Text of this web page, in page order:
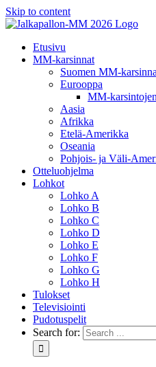
Skip to content
Etusivu
MM-karsinnat
Suomen MM-
Eurooppa
MM-
Aasia
Afrikka
Etelä-Amerikka
Oseania
Pohjois- ja Väli-
Otteluohjelma
Lohkot
Lohko A
Lohko B
Lohko C
Lohko D
Lohko E
Lohko F
Lohko G
Lohko H
Tulokset
Televisiointi
Pudotuspelit
Search for: